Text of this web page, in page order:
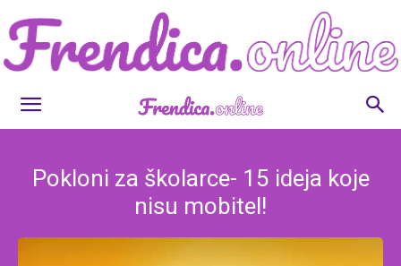
Frendica.online
Pokloni za školarce- 15 ideja koje
nisu mobitel!